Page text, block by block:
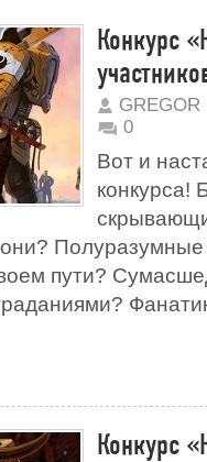
Конкурс
GREGOR
0
Вот и
конкурса!
пути?
Конкурс